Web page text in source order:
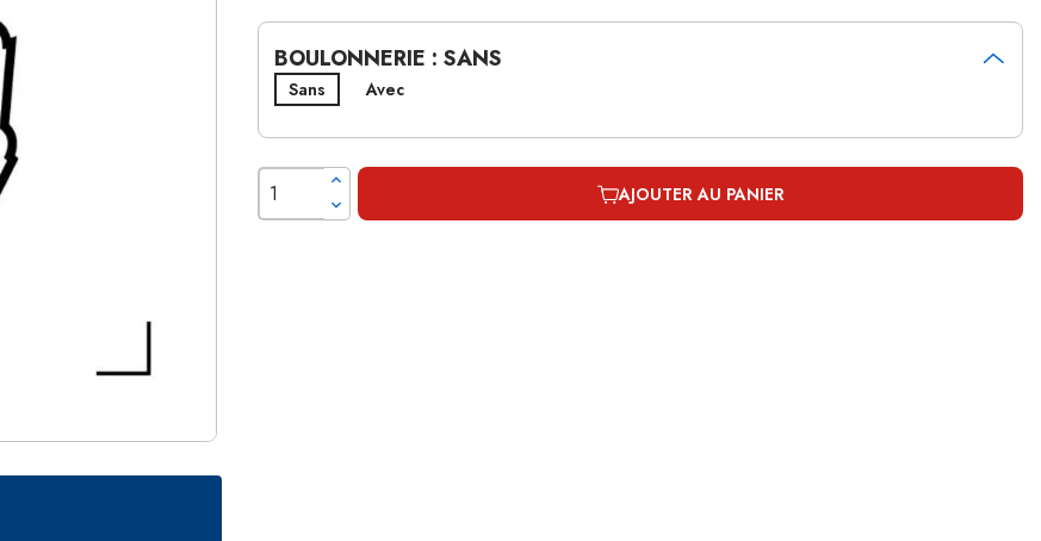
BOULONNERIE : SANS
Sans Avec
AJOUTER AU PANIER